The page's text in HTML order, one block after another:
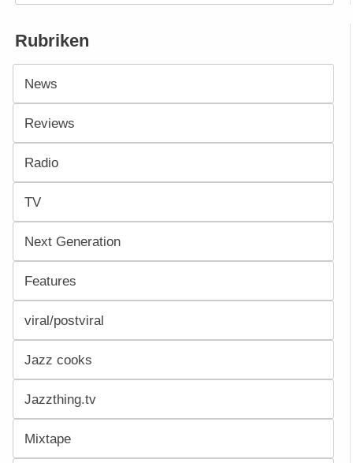
Rubriken
News
Reviews
Radio
TV
Next Generation
Features
viral/postviral
Jazz cooks
Jazzthing.tv
Mixtape